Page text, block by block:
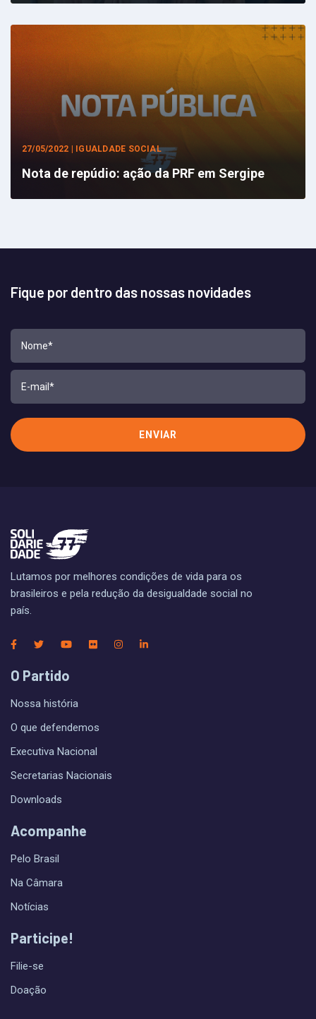
27/05/2022 | IGUALDADE SOCIAL
Nota de repúdio: ação da PRF em Sergipe
Fique por dentro das nossas novidades
Lutamos por melhores condições de vida para os
brasileiros e pela redução da desigualdade social no
país.
O Partido
Nossa história
O que defendemos
Executiva Nacional
Secretarias Nacionais
Downloads
Acompanhe
Pelo Brasil
Na Câmara
Notícias
Participe!
Filie-se
Doação